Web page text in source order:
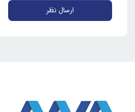
ارسال نظر